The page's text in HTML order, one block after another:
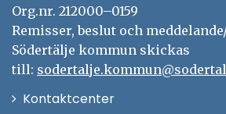
Org.nr. 212000–0159
Remisser, beslut och
Södertälje kommun skickas
till:
KontaktcenterÖppna